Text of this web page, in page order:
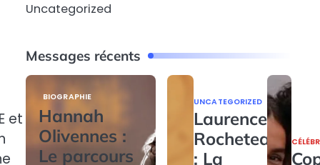
et
Uncategorized
Messages récents
BIOGRAPHIE
Hannah
Olivennes :
Le parcours
UNCATEGORIZED
Laurence
Rocheteau
: La